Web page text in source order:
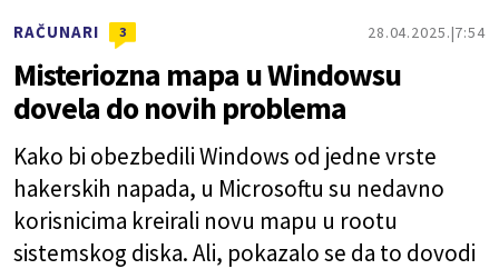
RAČUNARI 3 28.04.2025. 7:54
Misteriozna mapa u Windowsu
dovela do novih problema
Kako bi obezbedili Windows od jedne vrste
hakerskih napada, u Microsoftu su nedavno
korisnicima kreirali novu mapu u rootu
sistemskog diska. Ali, pokazalo se da to dovodi